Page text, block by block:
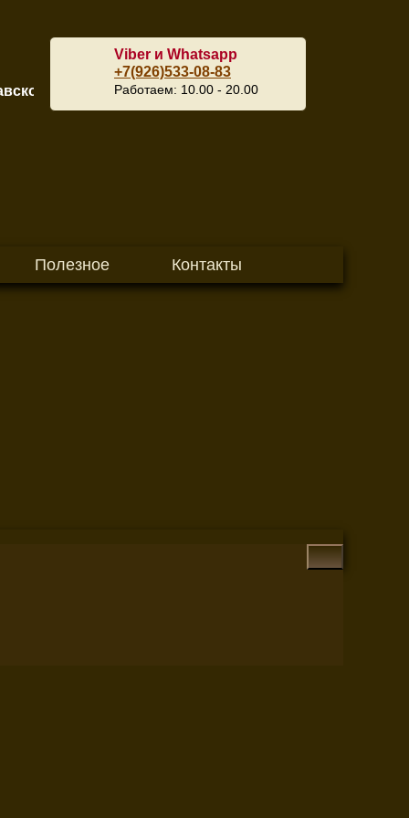
Viber и Whatsapp
+7(926)533-08-83
Работаем: 10.00 - 20.00
шоссе, 190к.1 (ТЦ Пулмарт) | При заказe товара
Полезное Контакты